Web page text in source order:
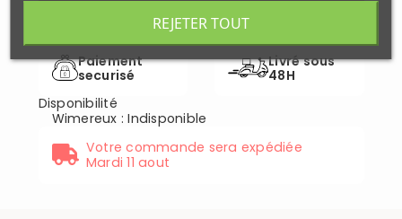
Paiement
securisé
Livré sous
48H
Disponibilité
Wimereux :Indisponible
Votre commande sera expédiée
Mardi 11 aout
REJETER TOUT